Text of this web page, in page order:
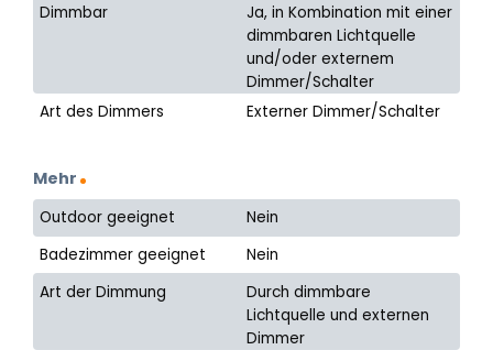
Dimmbar
Ja, in Kombination mit einer
dimmbaren Lichtquelle
und/oder externem
Dimmer/Schalter
Art des Dimmers
Externer Dimmer/Schalter
Mehr
Outdoor geeignet
Nein
Badezimmer geeignet
Nein
Art der Dimmung
Durch dimmbare
Lichtquelle und externen
Dimmer